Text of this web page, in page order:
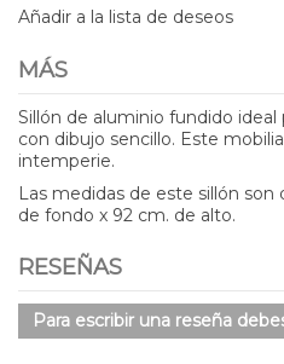
Añadir a la lista de deseos
MÁS
Sillón de aluminio fundido ideal
con dibujo sencillo. Este
intemperie.
Las medidas de este sillón son
de fondo x 92 cm. de alto.
RESEÑAS
Para escribir una reseña